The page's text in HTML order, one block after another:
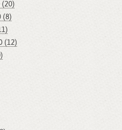
(20)
(8)
(12)